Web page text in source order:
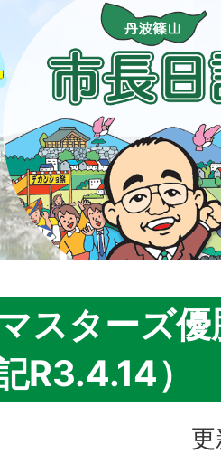
スターズ
R3.4.14）